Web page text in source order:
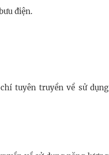
điện.
tuyên truyền về sử dụng